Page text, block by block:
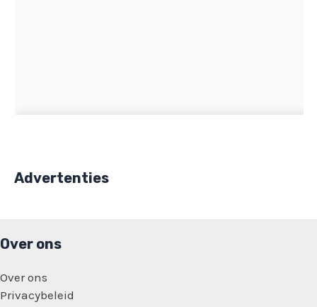
Advertenties
Over ons
Over ons
Privacybeleid